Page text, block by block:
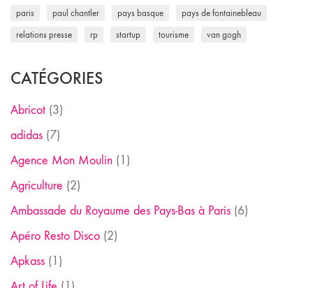
paris paul chantler pays basque pays de fontainebleau
relations presse rp startup tourisme van gogh
CATÉGORIES
Abricot (3)
adidas (7)
Agence Mon Moulin (1)
Agriculture (2)
Ambassade du Royaume des Pays-Bas à Paris (6)
Apéro Resto Disco (2)
Apkass (1)